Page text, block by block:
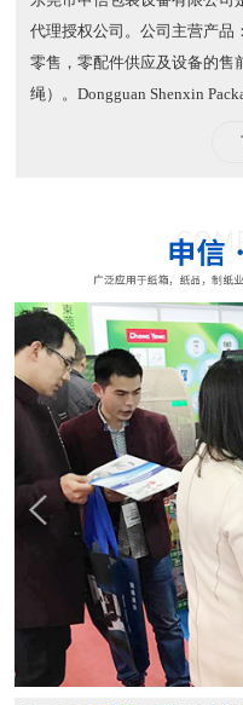
代理授权公司。公司主营产品
零售，零配件供应及设备的售
绳）。​ Dongguan Shenxin